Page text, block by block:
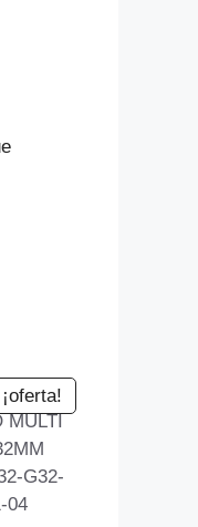
¡oferta!